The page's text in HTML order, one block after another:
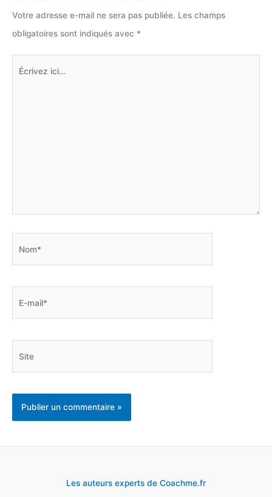
Votre adresse e-mail ne sera pas publiée. Les champs
obligatoires sont indiqués avec *
Les auteurs experts de Coachme.fr